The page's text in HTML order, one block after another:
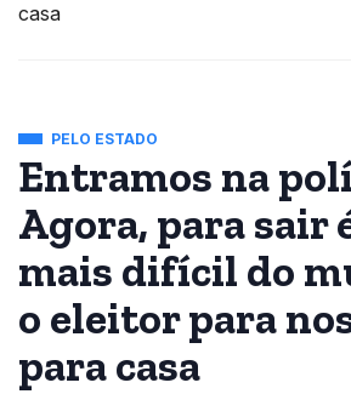
casa
PELO ESTADO
Entramos na
Agora, para sair
mais difícil do
o eleitor para
para casa